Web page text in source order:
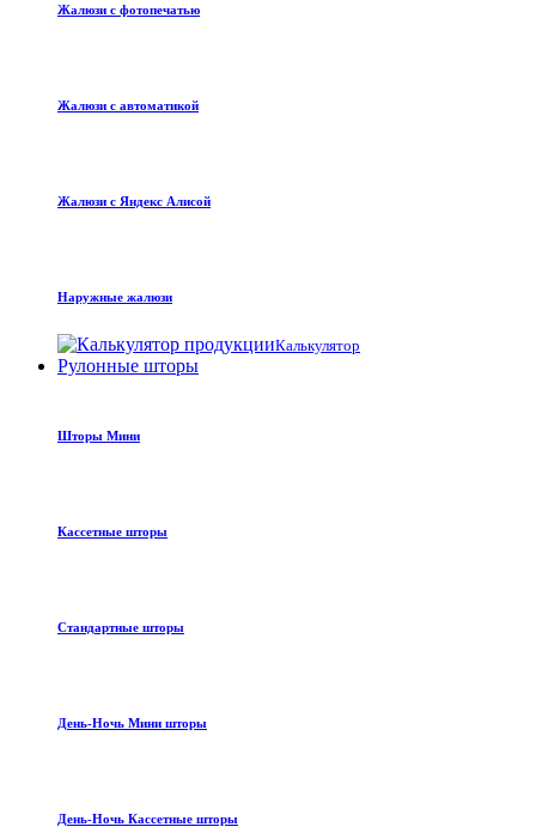
Жалюзи с фотопечатью
Жалюзи с автоматикой
Жалюзи с Яндекс Алисой
Наружные жалюзи
Калькулятор
Рулонные шторы
Шторы Мини
Кассетные шторы
Стандартные шторы
День-Ночь Мини шторы
День-Ночь Кассетные шторы